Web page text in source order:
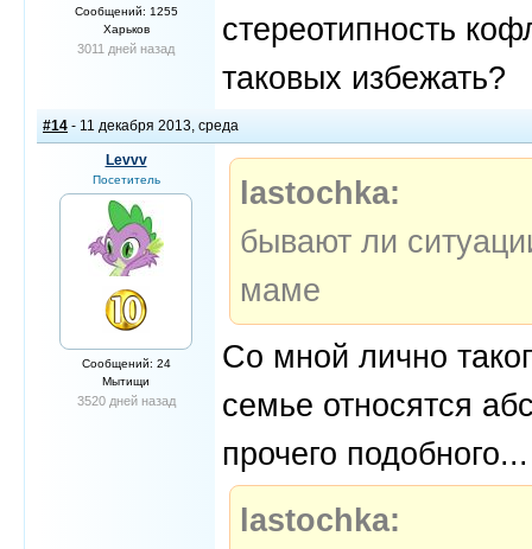
Сообщений: 1255
Харьков
3011 дней назад
стереотипность
таковых избежать?
#14 - 11 декабря 2013, среда
Levvv
Посетитель
Сообщений: 24
Мытищи
3520 дней назад
lastochka:
бывают ли
маме
Со мной лично
семье относятся
прочего подобного...
lastochka: